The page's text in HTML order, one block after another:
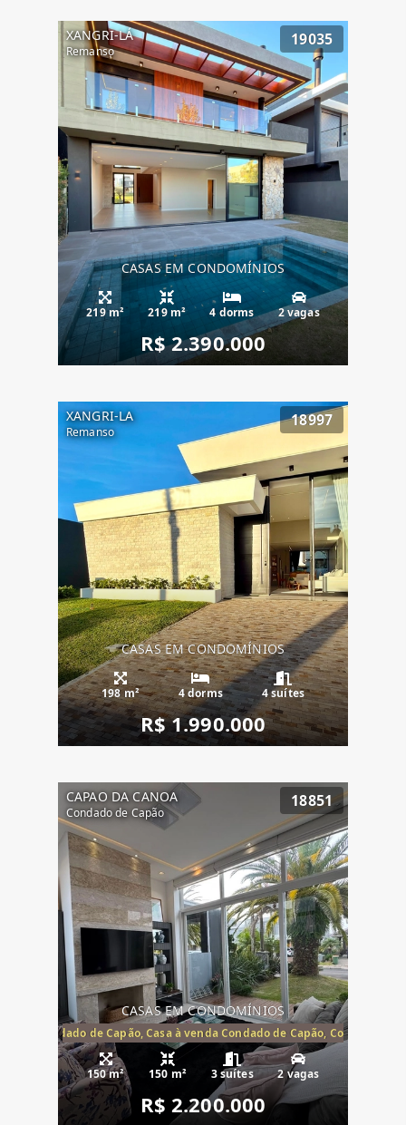
XANGRI-LÁ
Remanso
19035
CASAS EM CONDOMÍNIOS
219 m² 219 m² 4 dorms 2 vagas
R$ 2.390.000
XANGRI-LA
Remanso
18997
CASAS EM CONDOMÍNIOS
198 m² 4 dorms 4 suítes
R$ 1.990.000
CAPAO DA CANOA
Condado de Capão
18851
CASAS EM CONDOMÍNIOS
Condado de Capão, Casa à venda Condado de Capão, Condomínio
150 m² 150 m² 3 suítes 2 vagas
R$ 2.200.000